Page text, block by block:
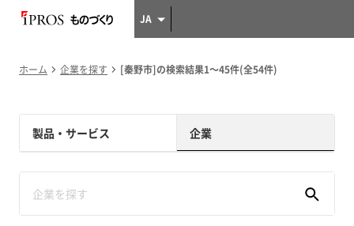
JA
ホーム 企業を探す [秦野市]の検索結果1～45件(全54件)
製品・サービス 企業